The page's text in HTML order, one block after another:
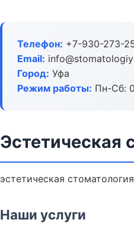
Телефон: +7-930-273-
Email:
Город: Уфа
Режим работы: Пн-Сб:
Эстетическая
эстетическая
Наши услуги